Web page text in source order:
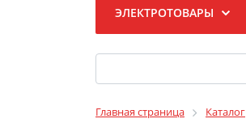
ЭЛЕКТРОТОВАРЫ
Главная страница Каталог